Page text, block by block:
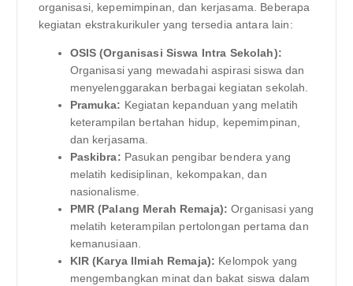
organisasi, kepemimpinan, dan kerjasama. Beberapa
kegiatan ekstrakurikuler yang tersedia antara lain:
OSIS (Organisasi Siswa Intra Sekolah):
Organisasi yang mewadahi aspirasi siswa dan
menyelenggarakan berbagai kegiatan sekolah.
Pramuka: Kegiatan kepanduan yang melatih
keterampilan bertahan hidup, kepemimpinan,
dan kerjasama.
Paskibra: Pasukan pengibar bendera yang
melatih kedisiplinan, kekompakan, dan
nasionalisme.
PMR (Palang Merah Remaja): Organisasi yang
melatih keterampilan pertolongan pertama dan
kemanusiaan.
KIR (Karya Ilmiah Remaja): Kelompok yang
mengembangkan minat dan bakat siswa dalam